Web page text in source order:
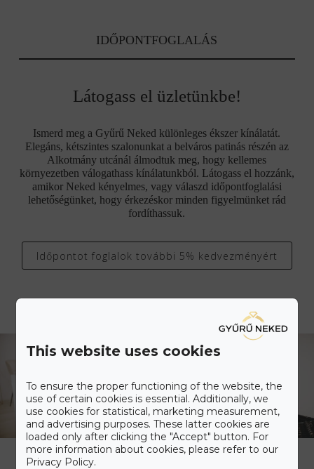
IDŐPONTFOGLALÁS
Látogass el üzletünkbe!
Ismerd meg a Gyűrű Neked különleges ékszer kínálatát.
Elegáns, kétszintes szalonunkat a belváros patinás részén az
Alkotmány utcánál álmodtuk meg, hogy kellemes
környezetben válogathass kínálatunkból. Látogass el hozzánk,
amikor Neked kényelmes, vagy válaszd időpontfoglalási
lehetőségünket, hogy érkezéskor minden figyelmünket rád
fordíthassuk.
Időpontot foglalok további 5% kedvezményért
This website uses cookies
To ensure the proper functioning of the website, the
use of certain cookies is essential. Additionally, we
use cookies for statistical, marketing measurement,
and advertising purposes. These latter cookies are
loaded only after clicking the "Accept" button. For
more information about cookies, please refer to our
Privacy Policy.